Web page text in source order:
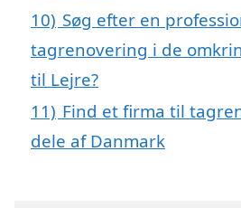
10) Søg efter en
tagrenovering i de
til Lejre?
11) Find et firma til
dele af Danmark